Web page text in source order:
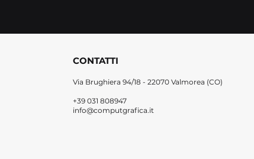
CONTATTI
Via Brughiera 94/18 - 22070 Valmorea (CO)
+39 031 808947
info@computgrafica.it